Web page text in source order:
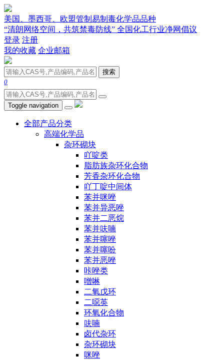
美国、墨西哥、欧盟管制易制毒化学品品种
“清朗网络空间，共筑禁毒防线” 全国化工行业净网倡议
登录 注册
我的收藏 企业邮箱
搜索
0
Toggle navigation
全部产品分类
高端化学品
杂环砌块
吖啶类
脂肪族杂环化合物
芳香杂环化合物
吖丁啶中间体
苯并咪唑
苯并异恶唑
苯并二恶烷
苯并呋喃
苯并噻唑
苯并噻吩
苯并恶唑
咔唑类
噌啉
二氧戊环
二噁英
环氧化合物
呋喃
卤代杂环
杂环砌块
咪唑